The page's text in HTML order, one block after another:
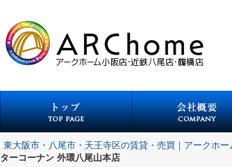
東大阪市・八尾市・天王寺区の賃貸・売買｜アークホ
ターコーナン 外環八尾山本店